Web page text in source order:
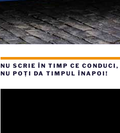
NU SCRIE ÎN TIMP CE CONDUCI,
NU POȚI DA TIMPUL ÎNAPOI!